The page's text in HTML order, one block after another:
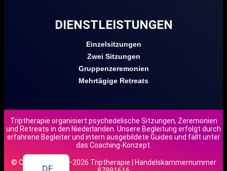
DIENSTLEISTUNGEN
Einzelsitzungen
Zwei Sitzungen
Gruppenzeremonien
Mehrtägige Retreats
Triptherapie organisiert psychedelische Sitzungen, Zeremonien
und Retreats in den Niederlanden. Unsere Begleitung erfolgt durch
erfahrene Begleiter und intern ausgebildete Guides und fällt unter
das Coaching-Konzept.
© Copyright 2018–2026 Triptherapie | Handelskammernummer
DE
NL
EN